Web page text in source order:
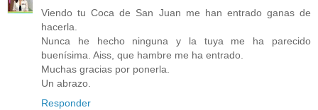
Viendo tu Coca de San Juan me han entrado ganas de
hacerla.
Nunca he hecho ninguna y la tuya me ha parecido
buenísima. Aiss, que hambre me ha entrado.
Muchas gracias por ponerla.
Un abrazo.
Responder